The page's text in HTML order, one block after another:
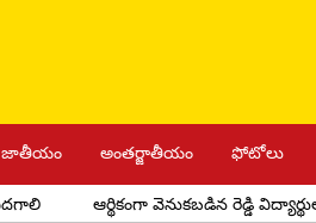
జాతీయం అంతర్జాతీయం ఫోటోలు
ఆర్థికంగా వెనుకబడిన రెడ్డి విద్యార్థులకు